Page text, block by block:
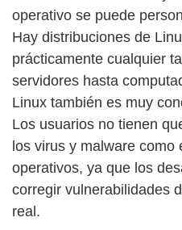
operativo se puede
Hay distribuciones de
prácticamente cualquier
servidores hasta
Linux también es muy
Los usuarios no tienen
los virus y malware como
operativos, ya que los
corregir vulnerabilidades
real.